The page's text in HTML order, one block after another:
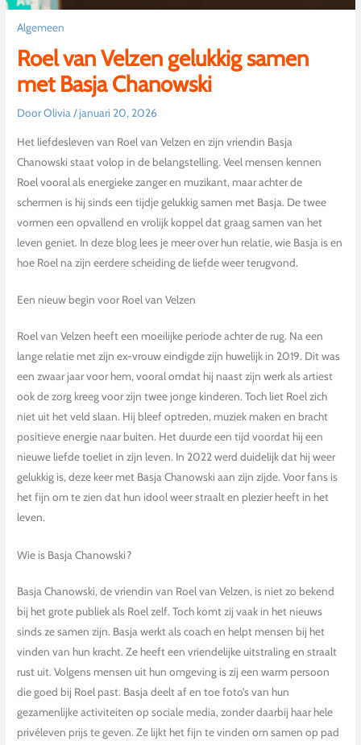
Algemeen
Roel van Velzen gelukkig samen
met Basja Chanowski
DoorOlivia/januari 20, 2026
Het liefdesleven van Roel van Velzen en zijn vriendin Basja
Chanowski staat volop in de belangstelling. Veel mensen kennen
Roel vooral als energieke zanger en muzikant, maar achter de
schermen is hij sinds een tijdje gelukkig samen met Basja. De twee
vormen een opvallend en vrolijk koppel dat graag samen van het
leven geniet. In deze blog lees je meer over hun relatie, wie Basja is en
hoe Roel na zijn eerdere scheiding de liefde weer terugvond.
Een nieuw begin voor Roel van Velzen
Roel van Velzen heeft een moeilijke periode achter de rug. Na een
lange relatie met zijn ex-vrouw eindigde zijn huwelijk in 2019. Dit was
een zwaar jaar voor hem, vooral omdat hij naast zijn werk als artiest
ook de zorg kreeg voor zijn twee jonge kinderen. Toch liet Roel zich
niet uit het veld slaan. Hij bleef optreden, muziek maken en bracht
positieve energie naar buiten. Het duurde een tijd voordat hij een
nieuwe liefde toeliet in zijn leven. In 2022 werd duidelijk dat hij weer
gelukkig is, deze keer met Basja Chanowski aan zijn zijde. Voor fans is
het fijn om te zien dat hun idool weer straalt en plezier heeft in het
leven.
Wie is Basja Chanowski?
Basja Chanowski, de vriendin van Roel van Velzen, is niet zo bekend
bij het grote publiek als Roel zelf. Toch komt zij vaak in het nieuws
sinds ze samen zijn. Basja werkt als coach en helpt mensen bij het
vinden van hun kracht. Ze heeft een vriendelijke uitstraling en straalt
rust uit. Volgens mensen uit hun omgeving is zij een warm persoon
die goed bij Roel past. Basja deelt af en toe foto’s van hun
gezamenlijke activiteiten op sociale media, zonder daarbij haar hele
privéleven prijs te geven. Ze lijkt het fijn te vinden om samen op pad